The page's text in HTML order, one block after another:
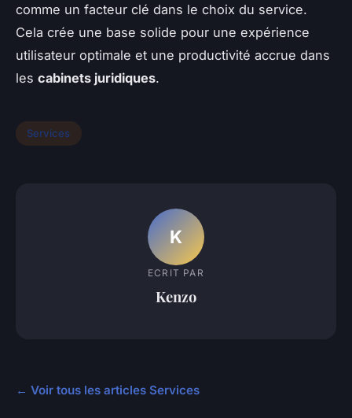
comme un facteur clé dans le choix du service.
Cela crée une base solide pour une expérience
utilisateur optimale et une productivité accrue dans
les cabinets juridiques.
Services
K
ECRIT PAR
Kenzo
← Voir tous les articles Services